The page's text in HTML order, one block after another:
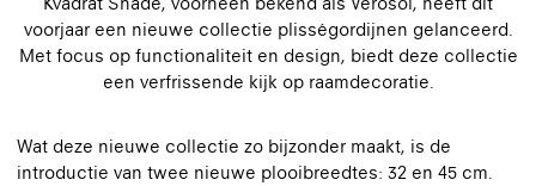
voorjaar een nieuwe collectie plisségordijnen gelanceerd.
Met focus op functionaliteit en design, biedt deze collectie
een verfrissende kijk op raamdecoratie.
Wat deze nieuwe collectie zo bijzonder maakt, is de
introductie van twee nieuwe plooibreedtes: 32 en 45 cm.